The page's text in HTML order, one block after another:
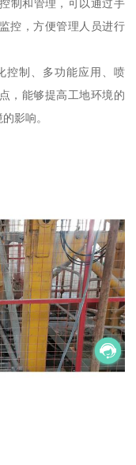
制和管理，可以通过手
控，方便管理人员进行
控制、多功能应用、喷
，能够提高工地环境的
影响。